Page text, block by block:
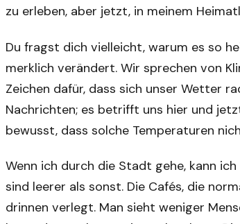
zu erleben, aber jetzt, in meinem
Du fragst dich vielleicht, warum es so
merklich verändert. Wir sprechen von
Zeichen dafür, dass sich unser Wetter
Nachrichten; es betrifft uns hier und
bewusst, dass solche Temperaturen
Wenn ich durch die Stadt gehe, kann
sind leerer als sonst. Die Cafés, die
drinnen verlegt. Man sieht weniger